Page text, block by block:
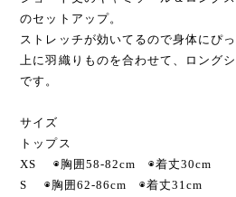
のセットアップ。
ストレッチが効いてるので身体にぴっ
上に羽織りものを合わせて、ロング
です。
サイズ
トップス
XS ◉胸囲58-82cm ◉着丈30cm
S ◉胸囲62-86cm ◉着丈31cm